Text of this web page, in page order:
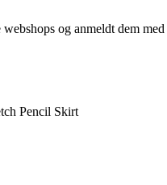
og anmeldt dem
Pencil Skirt